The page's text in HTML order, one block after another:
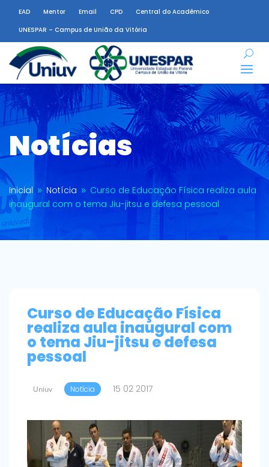
EAD Mentor Email CPD
Central do Acadêmico
UNESPAR – Campus de União da Vitória
Notícias
Inicial 9 Notícia 9 Curso de Educação Física realiza aula
inaugural com o tema Jiu-jitsu e defesa pessoal
Curso de Educação Física
realiza aula inaugural com
o tema Jiu-jitsu e defesa
pessoal
Uniuv Notícia 15 02 2017